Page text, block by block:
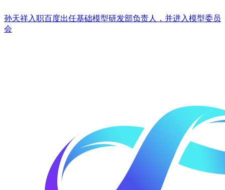
孙天祥入职百度出任基础模型研发部负责人，并进入模型委员
会